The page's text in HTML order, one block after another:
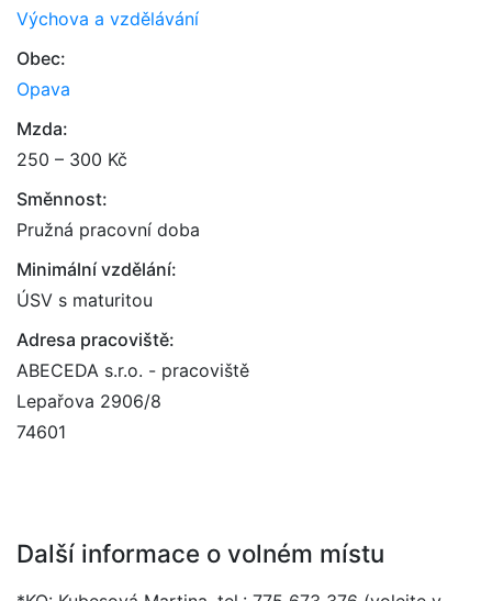
Výchova a vzdělávání
Obec:
Opava
Mzda:
250 – 300 Kč
Směnnost:
Pružná pracovní doba
Minimální vzdělání:
ÚSV s maturitou
Adresa pracoviště:
ABECEDA s.r.o. - pracoviště
Lepařova 2906/8
74601
Další informace o volném místu